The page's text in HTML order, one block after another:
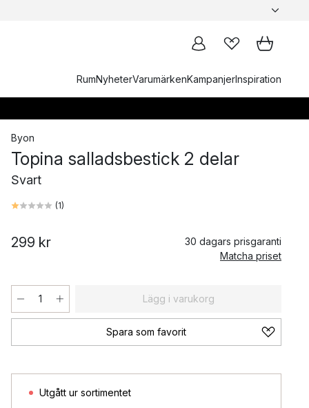
RumNyheterVarumärkenKampanjerInspiration
Byon
Topina salladsbestick 2 delar
Svart
(1)
299 kr
30 dagars prisgaranti
Matcha priset
Lägg i varukorg
Spara som favorit
Utgått ur sortimentet